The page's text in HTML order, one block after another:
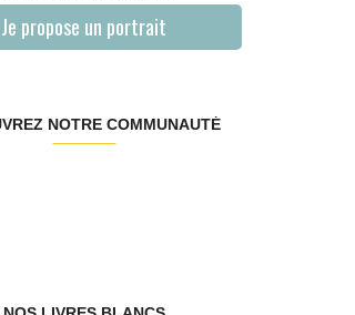
Je propose un portrait
NOTRE COMMUNAUTÉ